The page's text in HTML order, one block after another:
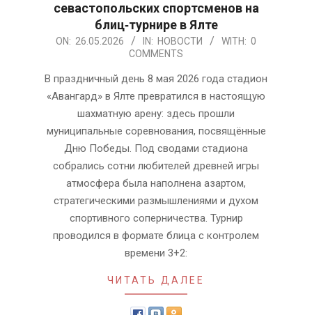
севастопольских спортсменов на
блиц‑турнире в Ялте
2026-
26
ON: 26.05.2026 IN: НОВОСТИ WITH: 0
COMMENTS
В праздничный день 8 мая 2026 года стадион
«Авангард» в Ялте превратился в настоящую
шахматную арену: здесь прошли
муниципальные соревнования, посвящённые
Дню Победы. Под сводами стадиона
собрались сотни любителей древней игры
атмосфера была наполнена азартом,
стратегическими размышлениями и духом
спортивного соперничества. Турнир
проводился в формате блица с контролем
времени 3+2:
ЧИТАТЬ ДАЛЕЕ